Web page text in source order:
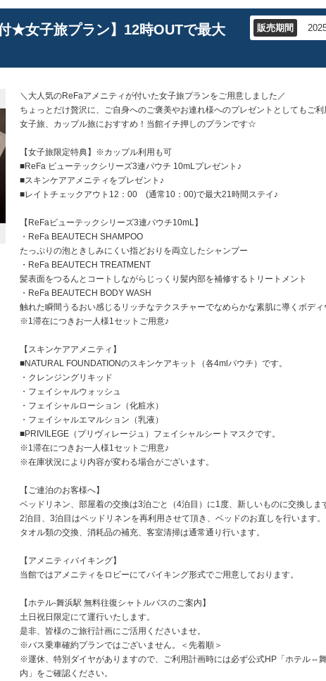
★女子旅プラン】12時OUTで最大
販売期間
＼大人気のReFaアメニティが付いた女子旅プランをご用意しました／
ちょっとだけ贅沢に、ご自身へのご褒美やお連れ様へのプレゼントとしてもご利
女子旅、カップル旅におすすめ！当館イチ押しのプランです☆
【女子旅限定特典】※カップル利用も可
■ReFa ビューテックシリーズ3連パウチ 10mLプレゼント♪
■スキンケアアメニティをプレゼント♪
■レイトチェックアウト12：00 (通常10：00)で最大21時間ステイ♪
【ReFaビューテックシリーズ3連パウチ10mL】
・ReFa BEAUTECH SHAMPOO
たっぷりの泡ときしみにくい指どおりを両立したシャンプー
・ReFa BEAUTECH TREATMENT
髪表面をつるんとコートしながらじっくり髪内部を補修するトリートメント
・ReFa BEAUTECH BODY WASH
触れた瞬間うるおい感じるリッチなテクスチャーでなめらかな素肌に導くボディ
※1滞在につきお一人様1セットご用意♪
【スキンケアアメニティ】
■NATURAL FOUNDATIONのスキンケアキット（各4mlパウチ）です。
・クレンジングリキッド
・フェイシャルウォッシュ
・フェイシャルローション（化粧水）
・フェイシャルエマルション（乳液）
■PRIVILEGE（プリヴィレージュ）フェイシャルシートマスクです。
※1滞在につきお一人様1セットご用意♪
※在庫状況により内容が変わる場合がございます。
【ご連泊のお客様へ】
ベッドリネン、部屋着の交換は3泊ごと（4泊目）に1度、新しいものに交換しま
2泊目、3泊目はベッドリネンを再利用させて頂き、ベッドのお直しを行います。
タオル類の交換、消耗品の補充、客室清掃は通常通り行います。
【アメニティバイキング】
当館ではアメニティをロビーにてバイキング形式でご用意しております。
【ホテル‐舞浜駅 無料往復シャトルバスのご案内】
土日祝日限定にて運行いたします。
是非、皆様のご旅行計画にご活用くださいませ。
※バス乗車確約プランではございません。＜先着順＞
※運休、特別ダイヤがありますので、ご利用計画時には必ず公式HP「ホテル⇔
内」をご確認ください。